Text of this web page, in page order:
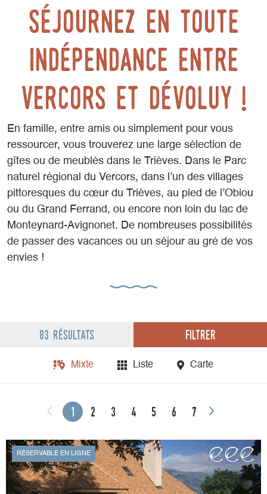
Séjournez en toute
indépendance Entre
Vercors et Dévoluy !
En famille, entre amis ou simplement pour vous
ressourcer, vous trouverez une large sélection de
gîtes ou de meublés dans le Trièves. Dans le Parc
naturel régional du Vercors, dans l’un des villages
pittoresques du cœur du Trièves, au pied de l’Obiou
ou du Grand Ferrand, ou encore non loin du lac de
Monteynard-Avignonet. De nombreuses possibilités
de passer des vacances ou un séjour au gré de vos
envies !
83 résultats Filtrer
Mixte Liste Carte
1 2 3 4 5 6 7
RÉSERVABLE EN LIGNE